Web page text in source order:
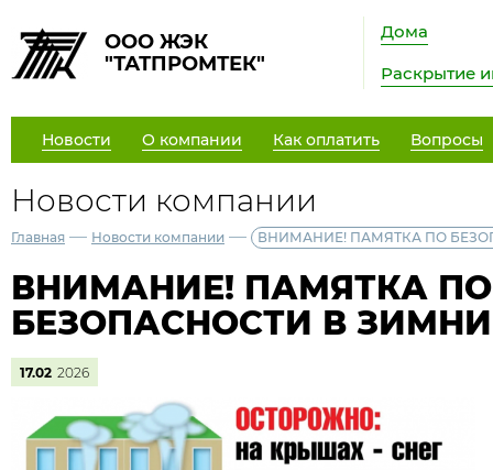
ООО ЖЭК
"ТАТПРОМТЕК"
Дома
Раскрытие
Новости О компании Как оплатить Вопросы
Новости компании
Главная — Новости компании — ВНИМАНИЕ! ПАМЯТКА ПО
ВНИМАНИЕ! ПАМЯТКА ПО
БЕЗОПАСНОСТИ В
17.02 2026